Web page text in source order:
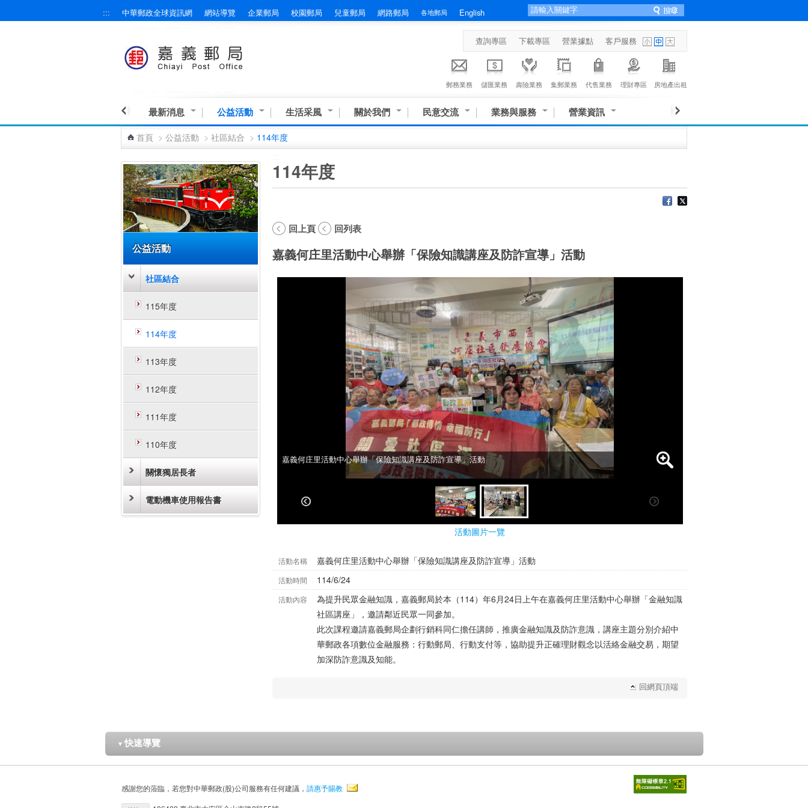
::: 中華郵政全球資訊網 網站導覽 企業郵局 校園郵局 兒童郵局 網路郵局 各地郵局 English
查詢專區 下載專區 營業據點 客戶服務
郵務業務 儲匯業務 壽險業務 集郵業務 代售業務 理財專區 房地產出租
最新消息 公益活動 生活采風 關於我們 民意交流 業務與服務 營業資訊
首頁 > 公益活動 > 社區結合 > 114年度
公益活動
社區結合
115年度
114年度
113年度
112年度
111年度
110年度
關懷獨居長者
電動機車使用報告書
114年度
回上頁 回列表
嘉義何庄里活動中心舉辦「保險知識講座及防詐宣導」活動
嘉義何庄里活動中心舉辦「保險知識講座及防詐宣導」活動
嘉義何庄里活動中心舉辦「保險知識講座及防詐宣導」活動
活動圖片一覽
活動名稱 嘉義何庄里活動中心舉辦「保險知識講座及防詐宣導」活動
活動時間 114/6/24
活動內容
為提升民眾金融知識，嘉義郵局於本（114）年6月24日上午在嘉義何庄里活動中心舉辦「金融知識
社區講座」，邀請鄰近民眾一同參加。
此次課程邀請嘉義郵局企劃行銷科同仁擔任講師，推廣金融知識及防詐意識，講座主題分別介紹中
華郵政各項數位金融服務：行動郵局、行動支付等，協助提升正確理財觀念以活絡金融交易，期望
加深防詐意識及知能。
回網頁頂端
▼ 快速導覽
感謝您的蒞臨，若您對中華郵政(股)公司服務有任何建議， 請惠予賜教